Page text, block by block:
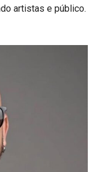
artistas e público.